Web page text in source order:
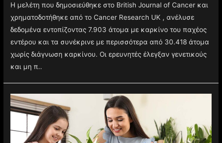
Η μελέτη που δημοσιεύθηκε στο British Journal of Cancer και
χρηματοδοτήθηκε από το Cancer Research UK , ανέλυσε
δεδομένα εντοπίζοντας 7.903 άτομα με καρκίνο του παχέος
εντέρου και τα συνέκρινε με περισσότερα από 30.418 άτομα
χωρίς διάγνωση καρκίνου. Οι ερευνητές έλεγξαν γενετικούς
και μη π..